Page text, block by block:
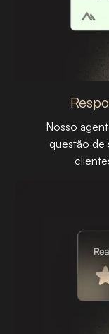
Nosso
questão de